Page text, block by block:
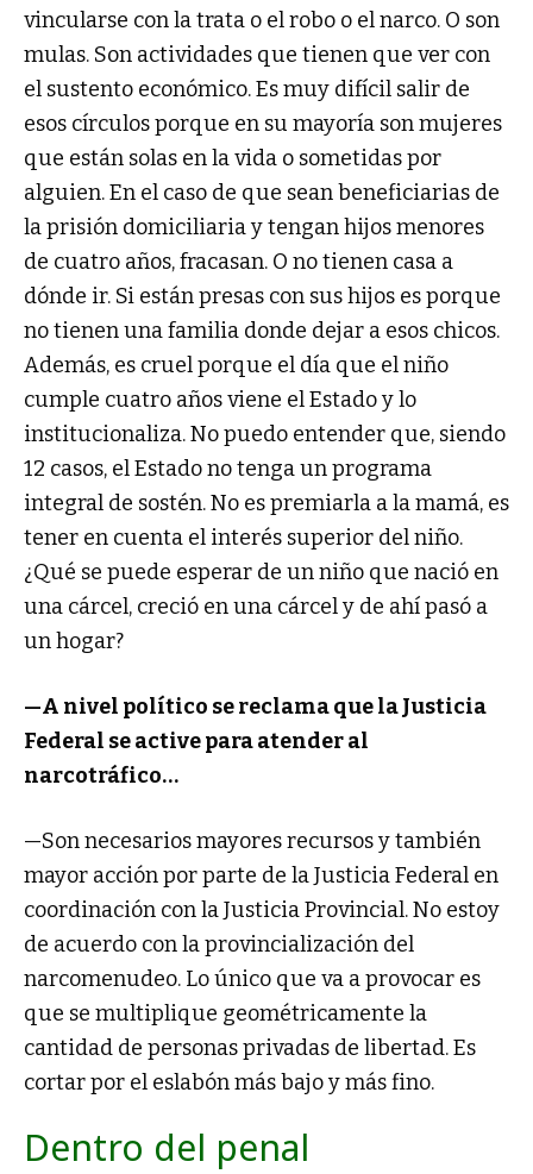
vincularse con la trata o el robo o el narco. O son
mulas. Son actividades que tienen que ver con
el sustento económico. Es muy difícil salir de
esos círculos porque en su mayoría son mujeres
que están solas en la vida o sometidas por
alguien. En el caso de que sean beneficiarias de
la prisión domiciliaria y tengan hijos menores
de cuatro años, fracasan. O no tienen casa a
dónde ir. Si están presas con sus hijos es porque
no tienen una familia donde dejar a esos chicos.
Además, es cruel porque el día que el niño
cumple cuatro años viene el Estado y lo
institucionaliza. No puedo entender que, siendo
12 casos, el Estado no tenga un programa
integral de sostén. No es premiarla a la mamá, es
tener en cuenta el interés superior del niño.
¿Qué se puede esperar de un niño que nació en
una cárcel, creció en una cárcel y de ahí pasó a
un hogar?
—A nivel político se reclama que la Justicia
Federal se active para atender al
narcotráfico…
—Son necesarios mayores recursos y también
mayor acción por parte de la Justicia Federal en
coordinación con la Justicia Provincial. No estoy
de acuerdo con la provincialización del
narcomenudeo. Lo único que va a provocar es
que se multiplique geométricamente la
cantidad de personas privadas de libertad. Es
cortar por el eslabón más bajo y más fino.
Dentro del penal